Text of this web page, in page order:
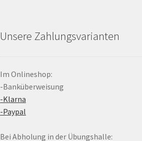
Unsere Zahlungsvarianten
Im Onlineshop:
-Banküberweisung
-Klarna
-Paypal
Bei Abholung in der Übungshalle: